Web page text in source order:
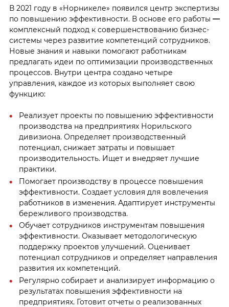
В 2021 году в «Норникеле» появился центр экспертизы
по повышению эффективности. В основе его работы —
комплексный подход к совершенствованию бизнес-
системы через развитие компетенций сотрудников.
Новые знания и навыки помогают работникам
предлагать идеи по оптимизации производственных
процессов. Внутри центра создано четыре
управления, каждое из которых выполняет свою
функцию:
Реализует проекты по повышению эффективности
производства на предприятиях Норильского
дивизиона. Определяет производственный
потенциал, снижает затраты и повышает
производительность. Ищет и внедряет лучшие
практики.
Помогает производству в процессе повышения
эффективности. Создает условия для вовлечения
работников в изменения. Адаптирует инструменты
бережливого производства.
Обучает сотрудников инструментам повышения
эффективности. Оказывает методологическую
поддержку проектов улучшений. Оценивает
потенциал сотрудников и определяет направления
развития их компетенций.
Регулярно собирает и анализирует информацию о
результатах повышения эффективности на
предприятиях. Готовит отчеты о реализованных